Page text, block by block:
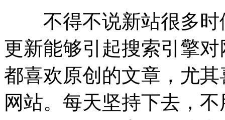
不得不说新站很多时
更新能够引起搜索引擎
都喜欢原创的文章，尤
网站。每天坚持下去，